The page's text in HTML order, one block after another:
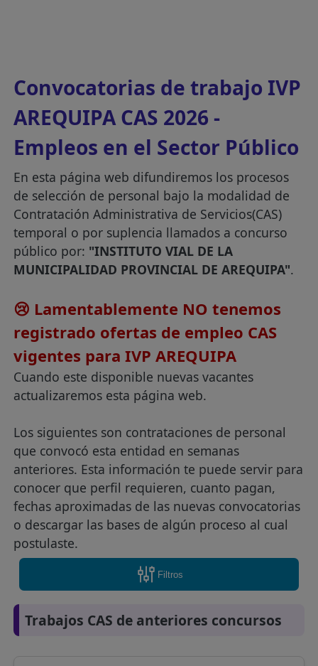
Convocatorias de trabajo IVP
AREQUIPA CAS 2026 -
Empleos en el Sector Público
En esta página web difundiremos los procesos
de selección de personal bajo la modalidad de
Contratación Administrativa de Servicios(CAS)
temporal o por suplencia llamados a concurso
público por: "INSTITUTO VIAL DE LA
MUNICIPALIDAD PROVINCIAL DE AREQUIPA".
😢 Lamentablemente NO tenemos
registrado ofertas de empleo CAS
vigentes para IVP AREQUIPA
Cuando este disponible nuevas vacantes
actualizaremos esta página web.
Los siguientes son contrataciones de personal
que convocó esta entidad en semanas
anteriores. Esta información te puede servir para
conocer que perfil requieren, cuanto pagan,
fechas aproximadas de las nuevas convocatorias
o descargar las bases de algún proceso al cual
postulaste.
Filtros
Trabajos CAS de anteriores concursos